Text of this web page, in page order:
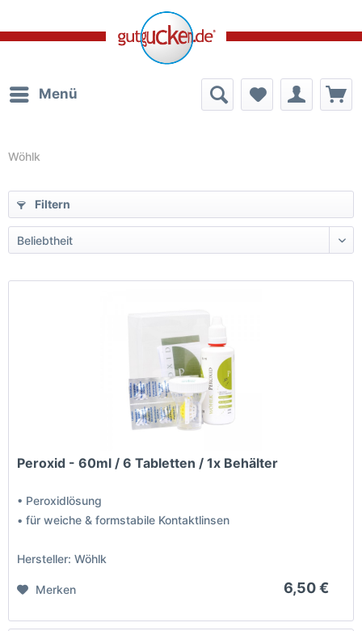
Menü
Wöhlk
Filtern
Peroxid - 60ml / 6 Tabletten / 1x Behälter
• Peroxidlösung
• für weiche & formstabile Kontaktlinsen
Hersteller: Wöhlk
6,50 €
Merken